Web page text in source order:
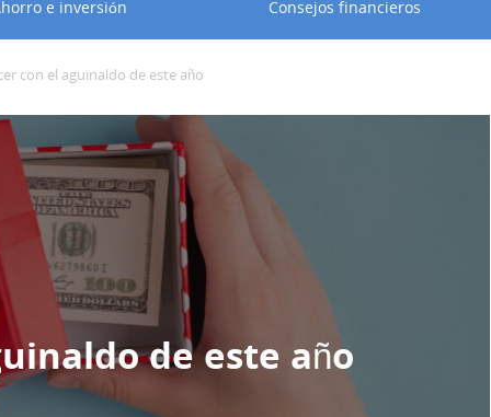
e inversión Consejos financieros
con el aguinaldo de este año
de este año